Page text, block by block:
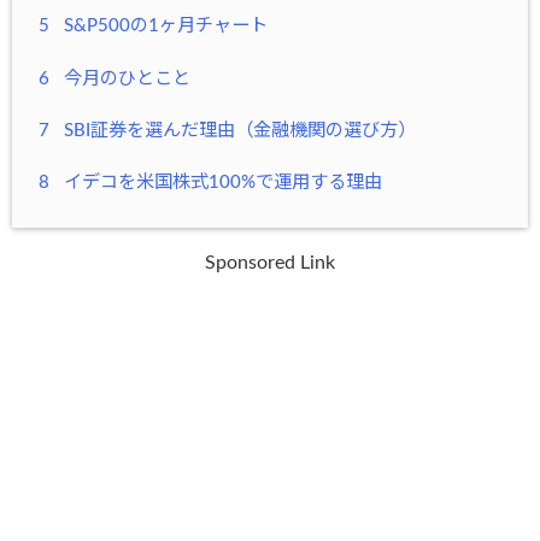
5 S&P500の1ヶ月チャート
6 今月のひとこと
7 SBI証券を選んだ理由（金融機関の選び方）
8 イデコを米国株式100%で運用する理由
Sponsored Link